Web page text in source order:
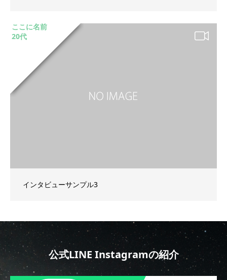
ここに名前
20代
インタビューサンプル3
公式LINE Instagramの紹介